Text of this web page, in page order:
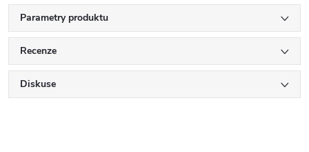
Parametry produktu
Recenze
Diskuse